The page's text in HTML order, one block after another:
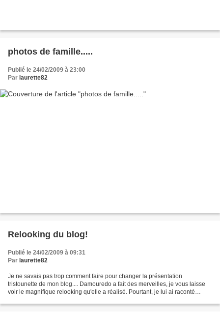
photos de famille.....
Publié le 24/02/2009 à 23:00
Par laurette82
Relooking du blog!
Publié le 24/02/2009 à 09:31
Par laurette82
Je ne savais pas trop comment faire pour changer la présentation
tristounette de mon blog.... Damouredo a fait des merveilles, je vous laisse
voir le magnifique relooking qu'elle a réalisé. Pourtant, je lui ai raconté